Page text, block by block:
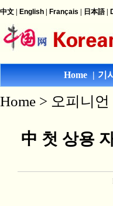
Home > 오피니언
中 첫 상용